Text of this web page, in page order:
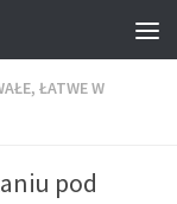
ŁATWE W
pod